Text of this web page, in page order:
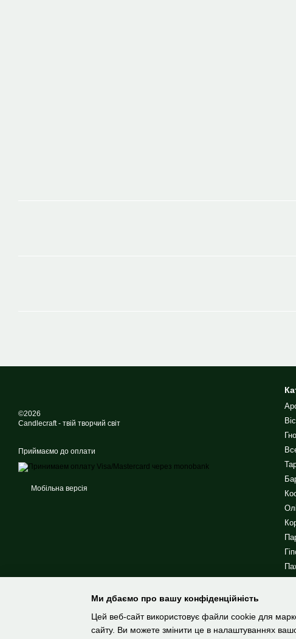
©2026
Candlecraft - твій творчий світ
Приймаємо до оплати
Мобільна версія
Ми дбаємо про вашу конфіденційність
Цей веб-сайт використовує файли cookie для
сайту. Ви можете змінити це в налаштуваннях